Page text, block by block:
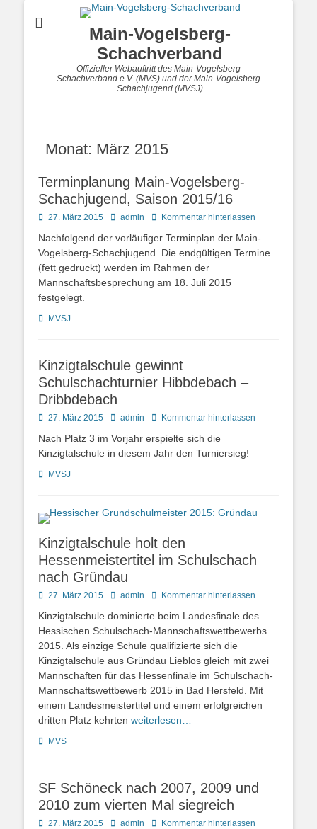
Main-Vogelsberg-
Schachverband
Offizieller Webauftritt des Main-Vogelsberg-
Schachverband e.V. (MVS) und der Main-Vogelsberg-
Schachjugend (MVSJ)
Monat: März 2015
Terminplanung Main-Vogelsberg-
Schachjugend, Saison 2015/16
Posted
27. März 2015 Autoradmin Kommentar hinterlassen
Nachfolgend der vorläufiger Terminplan der Main-
Vogelsberg-Schachjugend. Die endgültigen Termine
(fett gedruckt) werden im Rahmen der
Mannschaftsbesprechung am 18. Juli 2015
festgelegt.
Kategorien
MVSJ
Kinzigtalschule gewinnt
Schulschachturnier Hibbdebach –
Dribbdebach
Posted
27. März 2015 Autoradmin Kommentar hinterlassen
Nach Platz 3 im Vorjahr erspielte sich die
Kinzigtalschule in diesem Jahr den Turniersieg!
Kategorien
MVSJ
Kinzigtalschule holt den
Hessenmeistertitel im Schulschach
nach Gründau
Posted
27. März 2015 Autoradmin Kommentar hinterlassen
Kinzigtalschule dominierte beim Landesfinale des
Hessischen Schulschach-Mannschaftswettbewerbs
2015. Als einzige Schule qualifizierte sich die
Kinzigtalschule aus Gründau Lieblos gleich mit zwei
Mannschaften für das Hessenfinale im Schulschach-
Mannschaftswettbewerb 2015 in Bad Hersfeld. Mit
einem Landesmeistertitel und einem erfolgreichen
dritten Platz kehrten weiterlesen…
Kategorien
MVS
SF Schöneck nach 2007, 2009 und
2010 zum vierten Mal siegreich
Posted
27. März 2015 Autoradmin Kommentar hinterlassen